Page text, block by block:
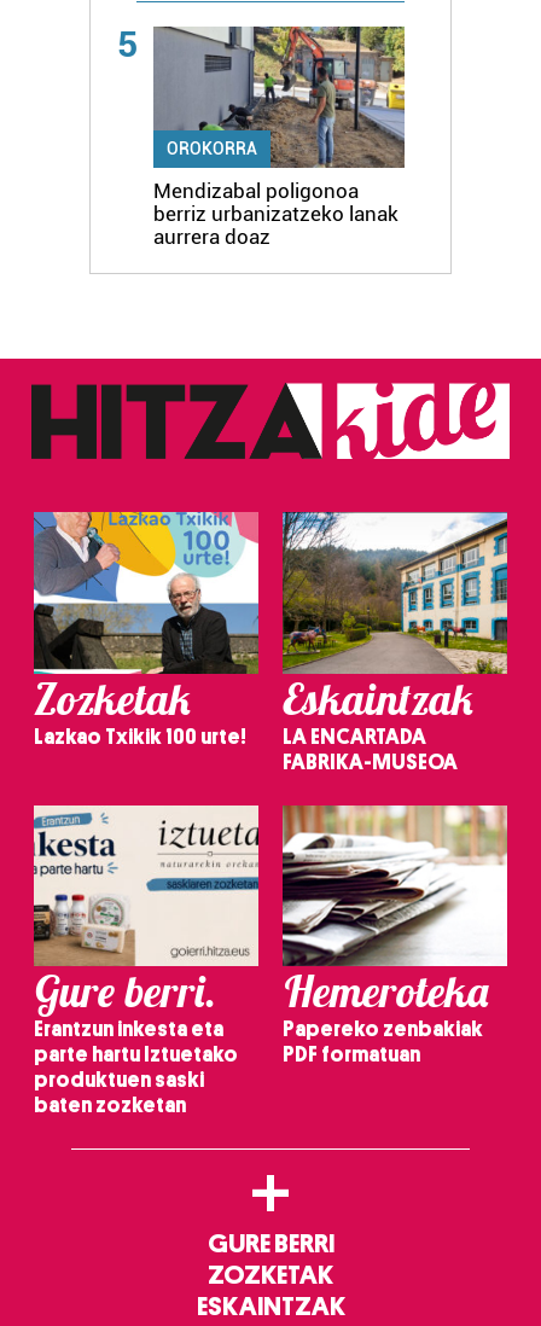
5
OROKORRA
Mendizabal poligonoa
berriz urbanizatzeko lanak
aurrera doaz
Zozketak
Lazkao Txikik 100 urte!
Eskaintzak
LA ENCARTADA
FABRIKA-MUSEOA
Gure berri.
Erantzun inkesta eta
parte hartu Iztuetako
produktuen saski
baten zozketan
Hemeroteka
Papereko zenbakiak
PDF formatuan
+
GURE BERRI
ZOZKETAK
ESKAINTZAK